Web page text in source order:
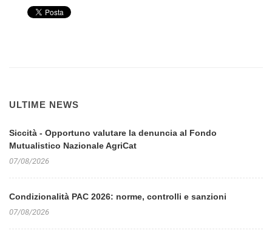
ULTIME NEWS
Siccità - Opportuno valutare la denuncia al Fondo
Mutualistico Nazionale AgriCat
07/08/2026
Condizionalità PAC 2026: norme, controlli e sanzioni
07/08/2026